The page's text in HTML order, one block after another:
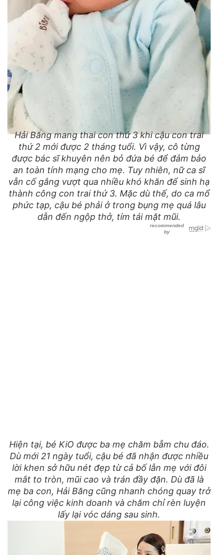
Hải Băng mang thai con thứ 3 khi cậu con trai
thứ 2 mới được 2 tháng tuổi. Vì vậy, cô từng
được bác sĩ khuyên nên bỏ đứa bé để đảm bảo
an toàn tính mạng cho mẹ. Tuy nhiên, nữ ca sĩ
vẫn cố gắng vượt qua nhiều khó khăn để sinh hạ
thành công con trai thứ 3. Mặc dù thế, do ca mổ
phức tạp, cậu bé phải ở trong bụng mẹ quá lâu
dẫn đến ngộp thở, tím tái mặt mũi.
Hiện tại, bé KiO được ba mẹ chăm bẵm chu đáo.
Dù mới 21 ngày tuổi, cậu bé đã nhận được nhiều
lời khen sở hữu nét đẹp từ cả bố lẫn mẹ với đôi
mắt to tròn, mũi cao và trán đầy đặn. Dù đã là
mẹ ba con, Hải Băng cũng nhanh chóng quay trở
lại công việc kinh doanh và chăm chỉ rèn luyện
lấy lại vóc dáng sau sinh.